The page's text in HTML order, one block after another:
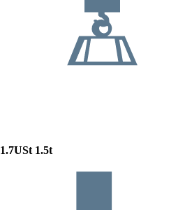
1.7USt 1.5t